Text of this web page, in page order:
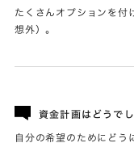
たくさんオプションを付
想外）。
資金計画はどうでし
自分の希望のためにどう